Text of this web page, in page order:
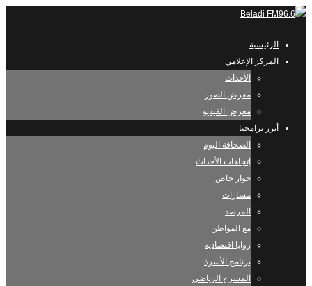
الرئيسية
المركز الإعلامي
الأحداث
معرض الصور
معرض الفيديو
أبرز برامجنا
الصحافة اليوم
إتجاهات الأحداث
حوار خاص
مسارات
المرصد
مع المواطن
زوايا اقتصادية
برنامج الأسرة
المسرح الرياضي